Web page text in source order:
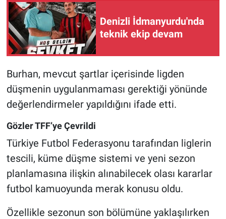
Denizli İdmanyurdu'nda
teknik ekip devam
Burhan, mevcut şartlar içerisinde ligden
düşmenin uygulanmaması gerektiği yönünde
değerlendirmeler yapıldığını ifade etti.
Gözler TFF’ye Çevrildi
Türkiye Futbol Federasyonu tarafından liglerin
tescili, küme düşme sistemi ve yeni sezon
planlamasına ilişkin alınabilecek olası kararlar
futbol kamuoyunda merak konusu oldu.
Özellikle sezonun son bölümüne yaklaşılırken